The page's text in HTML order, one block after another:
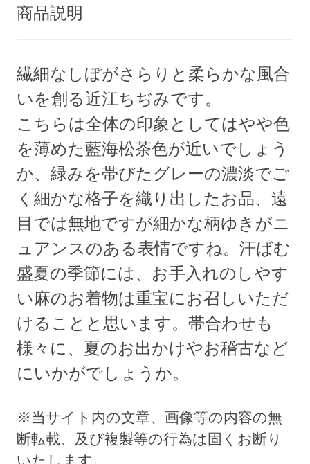
商品説明
繊細なしぼがさらりと柔らかな風合
いを創る近江ちぢみです。
こちらは全体の印象としてはやや色
を薄めた藍海松茶色が近いでしょう
か、緑みを帯びたグレーの濃淡でご
く細かな格子を織り出したお品、遠
目では無地ですが細かな柄ゆきがニ
ュアンスのある表情ですね。汗ばむ
盛夏の季節には、お手入れのしやす
い麻のお着物は重宝にお召しいただ
けることと思います。帯合わせも
様々に、夏のお出かけやお稽古など
にいかがでしょうか。